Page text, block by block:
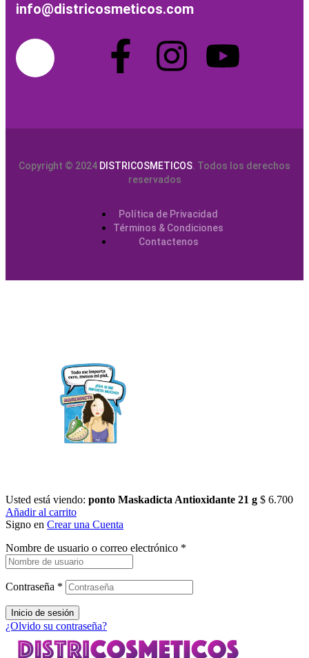
info@districosmeticos.com
Copyright © 2024 DISTRICOSMETICOS. Todos los derechos
reservados
Política de Privacidad
Términos & Condiciones
Contactenos
Usted está viendo: ponto Maskadicta Antioxidante 21 g $ 6.700
Añadir al carrito
Signo en Crear una Cuenta
Nombre de usuario o correo electrónico *
Contraseña *
Inicio de sesión
¿Olvido su contraseña?